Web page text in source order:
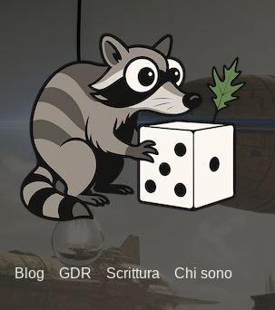
Blog GDR Scrittura Chi sono